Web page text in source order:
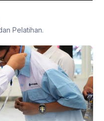
Pelatihan.